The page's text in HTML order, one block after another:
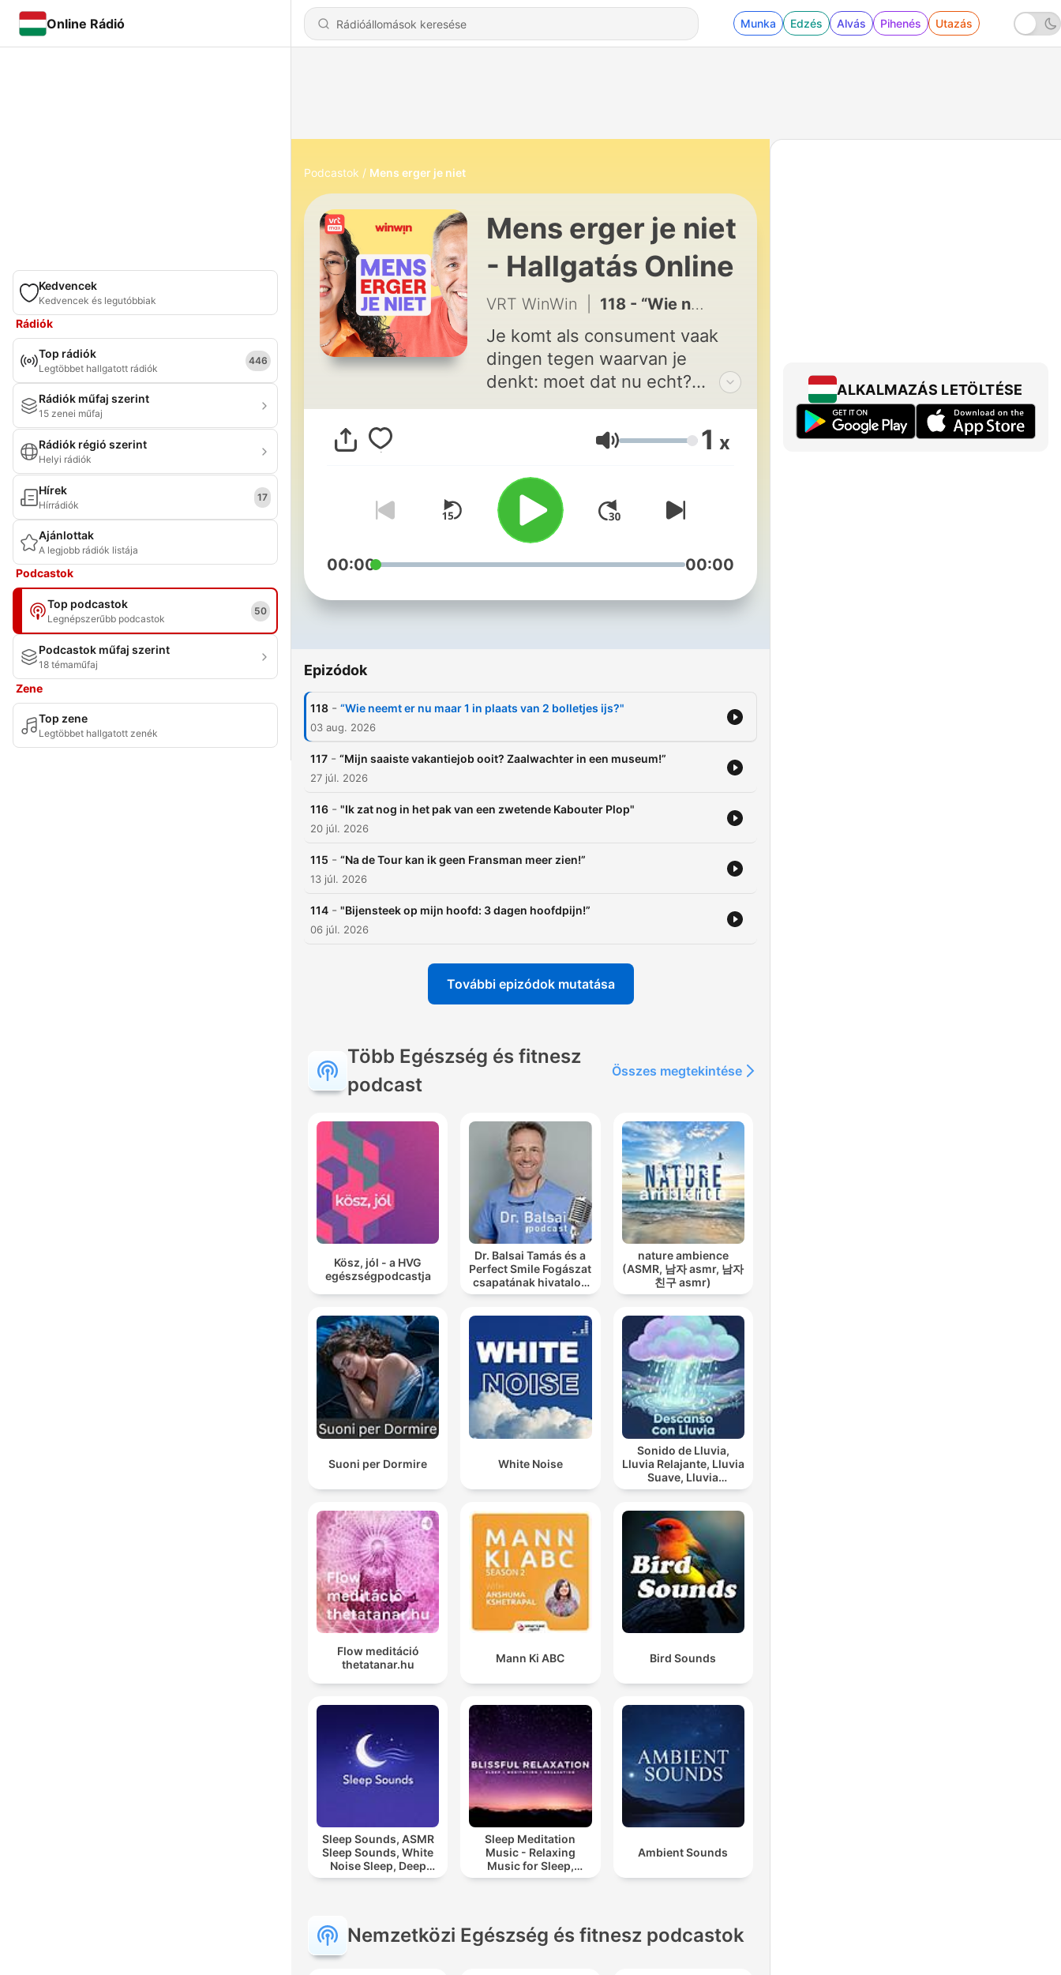
Online Rádió Munka Edzés Alvás Pihenés Utazás
Kedvencek
Kedvencek és legutóbbiak
Rádiók
Top rádiók
Legtöbbet hallgatott rádiók
446
Rádiók műfaj szerint
15 zenei műfaj
Rádiók régió szerint
Helyi rádiók
Hírek
Hírrádiók
17
Ajánlottak
A legjobb rádiók listája
Podcastok
Top podcastok
Legnépszerűbb podcastok
50
Podcastok műfaj szerint
18 témaműfaj
Zene
Top zene
Legtöbbet hallgatott zenék
Podcastok Mens erger je niet
Mens erger je niet
- Hallgatás Online
VRT WinWin 118 - “Wie neemt er nu maar 1 in plaats van 2 bolletjes ijs?"
Je komt als consument vaak
dingen tegen waarvan je
denkt: moet dat nu echt?
Mensen die de pijlen in de
supermarkt niet volgen.
Middenvakrijders. Paaseitjes
die al met kerst in de winkel
liggen… WinWin-host Xavier
Taveirne gaat samen met
Chaima Saysay en een
wekelijkse gast de strijd aan
van het dagelijkse leven.
Hangerő 1 x
00:00 00:00
Epizódok
118 - “Wie neemt er nu maar 1 in plaats van 2 bolletjes ijs?"
03 aug. 2026
117 - “Mijn saaiste vakantiejob ooit? Zaalwachter in een museum!”
27 júl. 2026
116 - "Ik zat nog in het pak van een zwetende Kabouter Plop"
20 júl. 2026
115 - “Na de Tour kan ik geen Fransman meer zien!”
13 júl. 2026
114 - "Bijensteek op mijn hoofd: 3 dagen hoofdpijn!”
06 júl. 2026
További epizódok mutatása
Több Egészség és fitnesz
podcast
Összes megtekintése
Kösz, jól - a HVG
egészségpodcastja
Dr. Balsai Tamás és a
Perfect Smile Fogászat
csapatának hivatalos
podcast csatornája
nature ambience
(ASMR, 남자 asmr, 남자
친구 asmr)
Suoni per Dormire White Noise
Sonido de Lluvia,
Lluvia Relajante, Lluvia
Suave, Lluvia
Nocturna, Descanso
Flow meditáció
thetatanar.hu
Mann Ki ABC Bird Sounds
Sleep Sounds, ASMR
Sleep Sounds, White
Noise Sleep, Deep
Sleep Sounds,
Sleep Meditation
Music - Relaxing
Music for Sleep,
Meditation &
Ambient Sounds
Nemzetközi Egészség és fitnesz podcastok
ALKALMAZÁS LETÖLTÉSE